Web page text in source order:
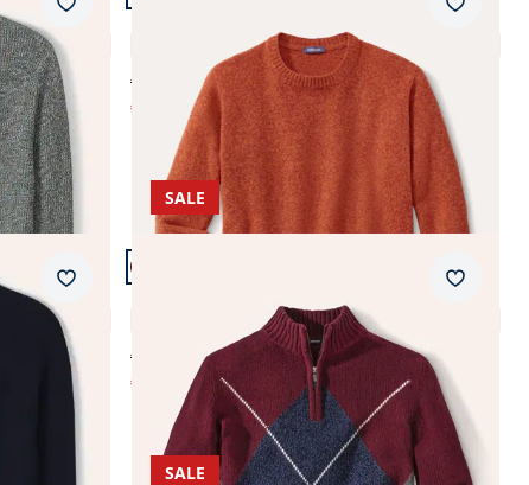
Merkzettel
4,9 (43)
€ 109,99
€ 69,99 (-36%)
Merkzettel
Artikel 20 von 24.
SALE
5,0 (8)
€ 139,00
€ 59,99 (-57%)
SALE